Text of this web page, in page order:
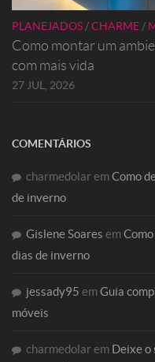
PLANEJADOS /CHARME /
Como montar um
com mais vida
27 JUL, 2026
COMENTÁRIOS
charmedolaremComo
de inverno
Gislene Soares em
dias de inverno
jessady95 emGuia
móveis
charmedolarem Deixe o